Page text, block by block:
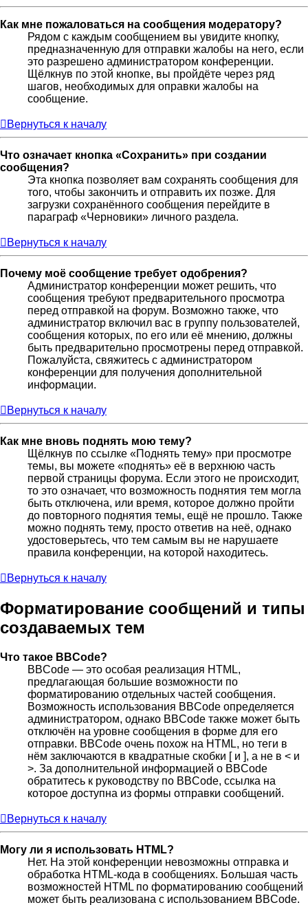
Как мне пожаловаться на сообщения модератору?
Рядом с каждым сообщением вы увидите кнопку,
предназначенную для отправки жалобы на него, если
это разрешено администратором конференции.
Щёлкнув по этой кнопке, вы пройдёте через ряд
шагов, необходимых для оправки жалобы на
сообщение.
Вернуться к началу
Что означает кнопка «Сохранить» при создании
сообщения?
Эта кнопка позволяет вам сохранять сообщения для
того, чтобы закончить и отправить их позже. Для
загрузки сохранённого сообщения перейдите в
параграф «Черновики» личного раздела.
Вернуться к началу
Почему моё сообщение требует одобрения?
Администратор конференции может решить, что
сообщения требуют предварительного просмотра
перед отправкой на форум. Возможно также, что
администратор включил вас в группу пользователей,
сообщения которых, по его или её мнению, должны
быть предварительно просмотрены перед отправкой.
Пожалуйста, свяжитесь с администратором
конференции для получения дополнительной
информации.
Вернуться к началу
Как мне вновь поднять мою тему?
Щёлкнув по ссылке «Поднять тему» при просмотре
темы, вы можете «поднять» её в верхнюю часть
первой страницы форума. Если этого не происходит,
то это означает, что возможность поднятия тем могла
быть отключена, или время, которое должно пройти
до повторного поднятия темы, ещё не прошло. Также
можно поднять тему, просто ответив на неё, однако
удостоверьтесь, что тем самым вы не нарушаете
правила конференции, на которой находитесь.
Вернуться к началу
Форматирование сообщений и типы
создаваемых тем
Что такое BBCode?
BBCode — это особая реализация HTML,
предлагающая большие возможности по
форматированию отдельных частей сообщения.
Возможность использования BBCode определяется
администратором, однако BBCode также может быть
отключён на уровне сообщения в форме для его
отправки. BBCode очень похож на HTML, но теги в
нём заключаются в квадратные скобки [ и ], а не в < и
>. За дополнительной информацией о BBCode
обратитесь к руководству по BBCode, ссылка на
которое доступна из формы отправки сообщений.
Вернуться к началу
Могу ли я использовать HTML?
Нет. На этой конференции невозможны отправка и
обработка HTML-кода в сообщениях. Большая часть
возможностей HTML по форматированию сообщений
может быть реализована с использованием BBCode.